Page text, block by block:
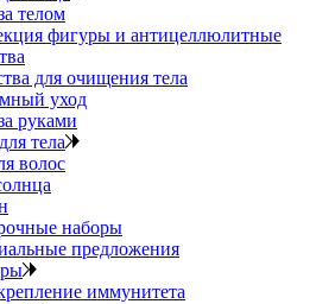
телом
фигуры и антицеллюлитные
для очищения тела
уход
руками
тела
волос
наборы
предложения
иммунитета